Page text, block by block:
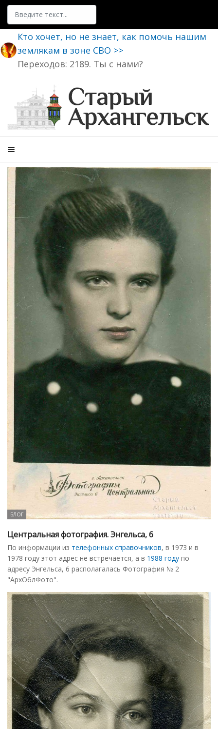
Поиск
Кто хочет, но не знает, как помочь нашим
землякам в зоне СВО >>
Переходов: 2189. Ты с нами?
БЛОГ
Центральная фотография. Энгельса, 6
По информации из телефонных справочников, в 1973 и в
1978 году этот адрес не встречается, а в 1988 году по
адресу Энгельса, 6 располагалась Фотография № 2
"АрхОблФото".